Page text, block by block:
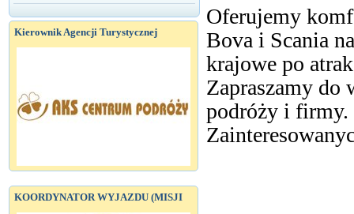
Kierownik Agencji Turystycznej
KOORDYNATOR WYJAZDU (MISJI
Oferujemy
Bova i Scania
krajowe po
Zapraszamy do
podróży i firmy.